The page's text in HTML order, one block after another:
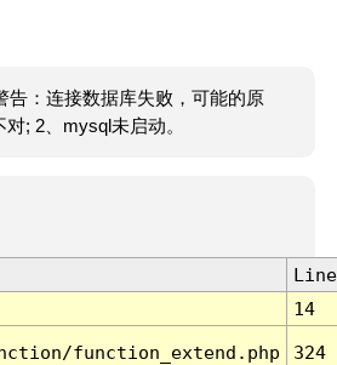
告：连接数据库失败，可能的原
; 2、mysql未启动。
Line
14
function_extend.php 324